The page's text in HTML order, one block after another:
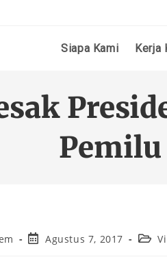
Siapa Kami Kerja
Pemilu
Agustus 7, 2017